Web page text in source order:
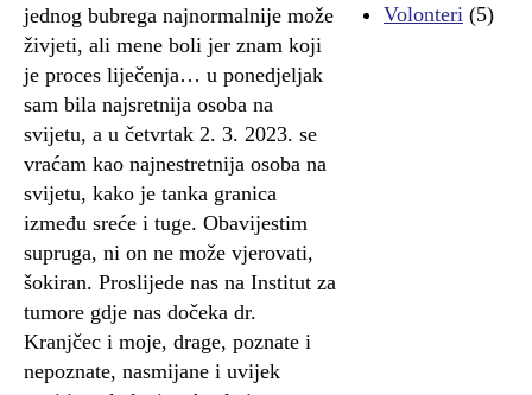
jednog bubrega najnormalnije može
živjeti, ali mene boli jer znam koji
je proces liječenja… u ponedjeljak
sam bila najsretnija osoba na
svijetu, a u četvrtak 2. 3. 2023. se
vraćam kao najnestretnija osoba na
svijetu, kako je tanka granica
između sreće i tuge. Obavijestim
supruga, ni on ne može vjerovati,
šokiran. Proslijede nas na Institut za
tumore gdje nas dočeka dr.
Kranjčec i moje, drage, poznate i
nepoznate, nasmijane i uvijek
Volonteri (5)